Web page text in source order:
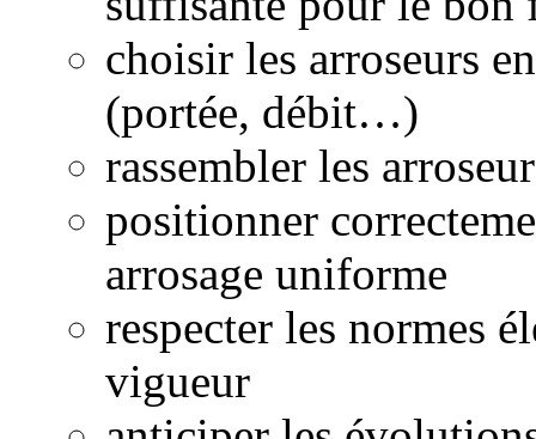
choisir les arroseurs
(portée, débit…)
rassembler les
positionner
arrosage uniforme
respecter les normes
vigueur